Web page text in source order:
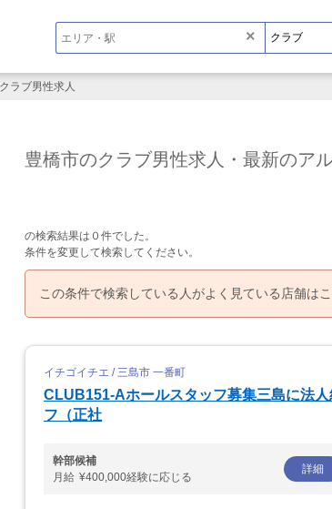
×
ラブ男性求人
豊橋市のクラブ男性求人・最新のア
の検索結果は０件でした。
条件を変更して検索してください。
この条件で検索している人がよく見ている店舗は
イチゴイチエ / 三島市 一番町
CLUB151-Aホールスタッフ募集三島に法
フ（正社
幹部候補
月給 ¥400,000経験に応じる
詳細